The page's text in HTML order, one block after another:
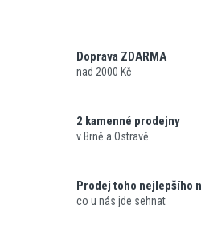
Doprava ZDARMA
nad 2000 Kč
2 kamenné prodejny
v Brně a Ostravě
Prodej toho nejlepšího
co u nás jde sehnat